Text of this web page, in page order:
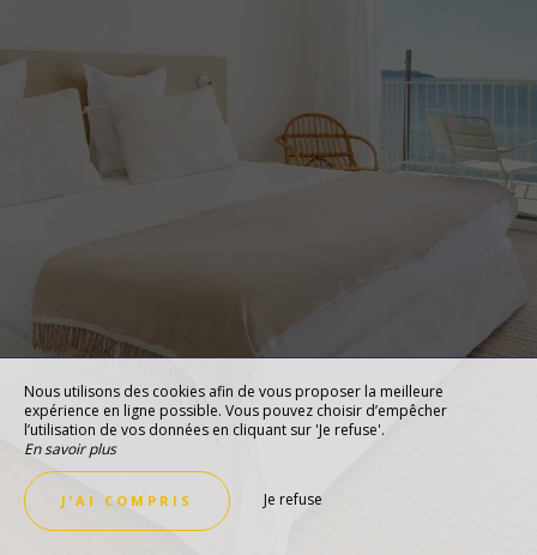
Nous utilisons des cookies afin de vous proposer la meilleure
expérience en ligne possible. Vous pouvez choisir d’empêcher
l’utilisation de vos données en cliquant sur 'Je refuse'.
En savoir plus
J’AI COMPRIS Je refuse